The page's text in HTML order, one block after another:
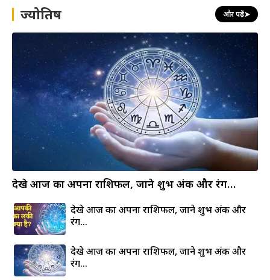
h ज्योतिष और पढ़ें➤
देखे आज का अपना राशिफल, जाने शुभ अंक और रंग…
देखे आज का अपना राशिफल, जाने शुभ अंक और
रंग…
देखे आज का अपना राशिफल, जाने शुभ अंक और
रंग…